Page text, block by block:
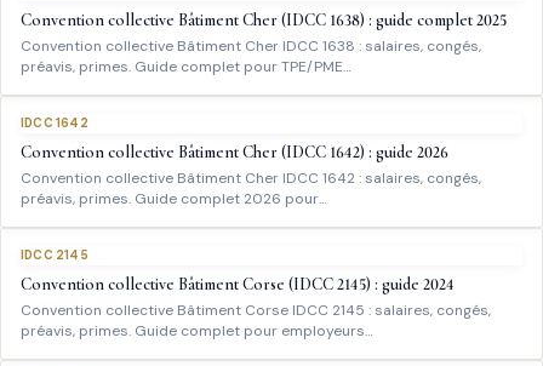
Convention collective Bâtiment Cher (IDCC 1638) : guide complet 2025
Convention collective Bâtiment Cher IDCC 1638 : salaires, congés,
préavis, primes. Guide complet pour TPE/PME…
IDCC 1642
Convention collective Bâtiment Cher (IDCC 1642) : guide 2026
Convention collective Bâtiment Cher IDCC 1642 : salaires, congés,
préavis, primes. Guide complet 2026 pour…
IDCC 2145
Convention collective Bâtiment Corse (IDCC 2145) : guide 2024
Convention collective Bâtiment Corse IDCC 2145 : salaires, congés,
préavis, primes. Guide complet pour employeurs…